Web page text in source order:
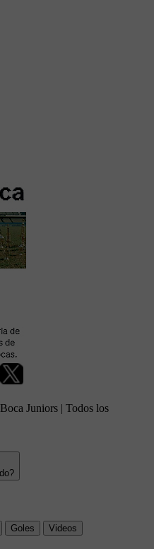
Juniors | Todos los
Goles
Videos